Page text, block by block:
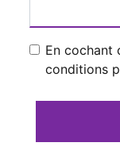
En cochant
conditions